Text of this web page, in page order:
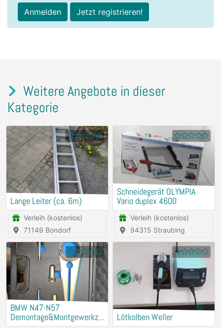
Anmelden Jetzt registrieren!
Weitere Angebote in dieser
Kategorie
Lange Leiter (ca. 6m)
Verleih (kostenlos)
71149 Bondorf
Schneidegerät OLYMPIA
Vario duplex 4600
Verleih (kostenlos)
94315 Straubing
BMW N47-N57
Demontage&Montgewerkze
Lötkolben Weller